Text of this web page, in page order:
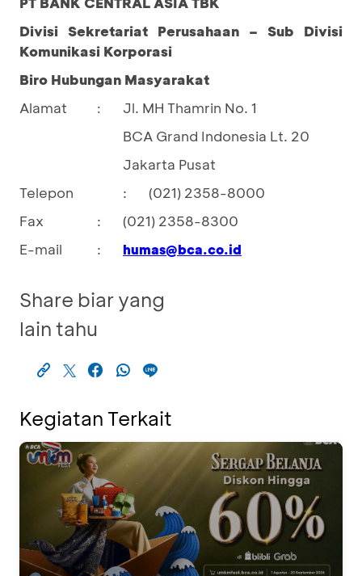
Divisi Sekretariat Perusahaan – Sub Divisi
Komunikasi Korporasi
Biro Hubungan Masyarakat
Alamat
:
Jl. MH Thamrin No. 1
BCA Grand Indonesia Lt. 20
Jakarta Pusat
Telepon
:
(021) 2358-8000
Fax
:
(021) 2358-8300
E-mail
: humas@bca.co.id
Share biar yang
lain tahu
Kegiatan Terkait